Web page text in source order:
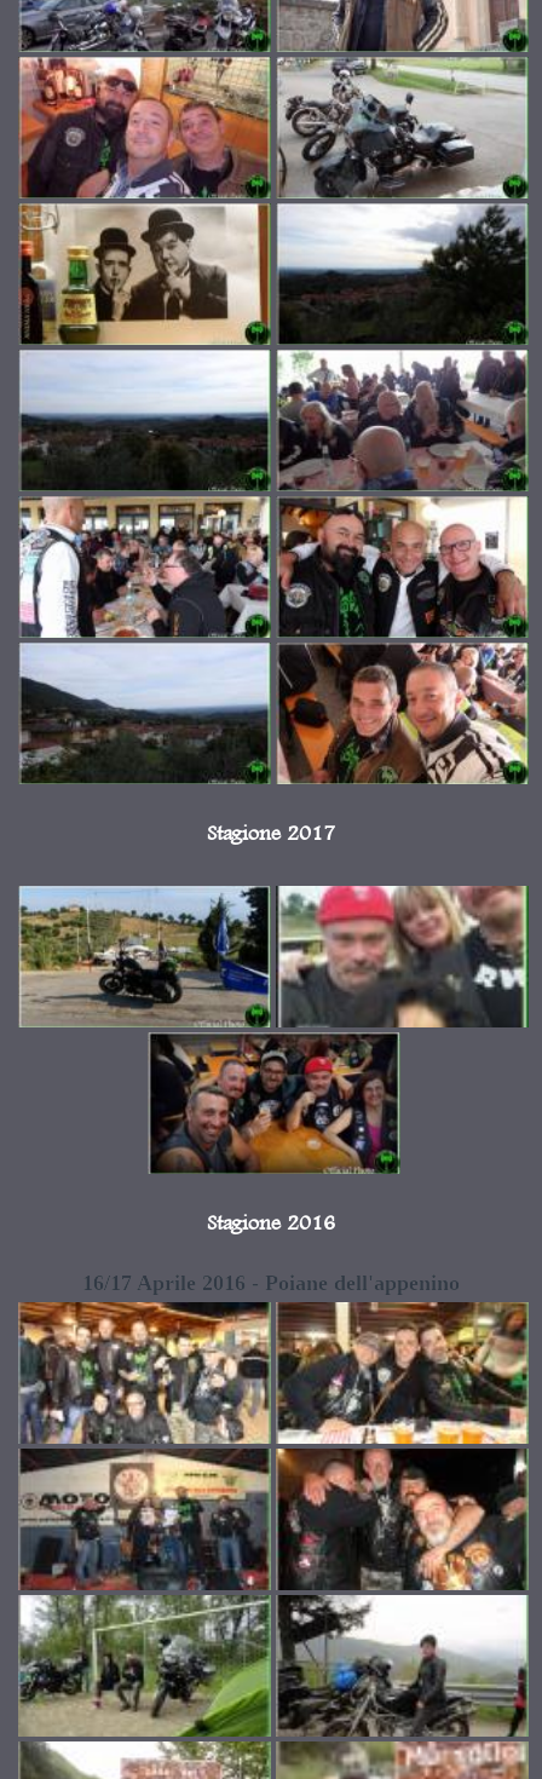
Stagione 2017
Stagione 2016
16/17 Aprile 2016 - Poiane dell'appenino